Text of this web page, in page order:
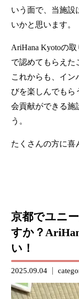
いう面で、当施設
いかと思います。
AriHana Kyotoの
で認めてもらえた
これからも、イン
びを楽しんでもら
会貢献ができる施
う。
たくさんの方に喜
京都でユニ
すか？
い！
2025.09.04